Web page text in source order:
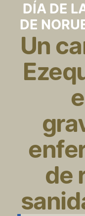
DÍA DE
DE
Un
de